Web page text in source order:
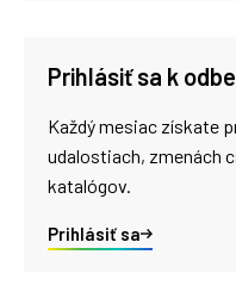
Prihlásiť sa k
Každý mesiac získate
udalostiach, zmenách
katalógov.
Prihlásiť sa